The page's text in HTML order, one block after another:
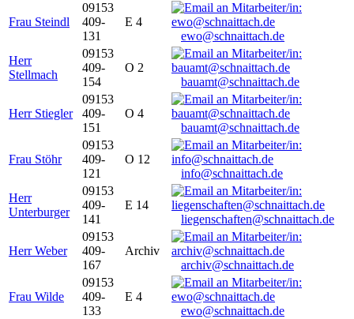
Frau Steindl
09153
409-
131
E 4
ewo@schnaittach.de
Herr
Stellmach
09153
409-
154
O 2
bauamt@schnaittach.de
Herr Stiegler
09153
409-
151
O 4
bauamt@schnaittach.de
Frau Stöhr
09153
409-
121
O 12
info@schnaittach.de
Herr
Unterburger
09153
409-
141
E 14
liegenschaften@schnaittach.de
Herr Weber
09153
409-
167
Archiv
archiv@schnaittach.de
Frau Wilde
09153
409-
133
E 4
ewo@schnaittach.de